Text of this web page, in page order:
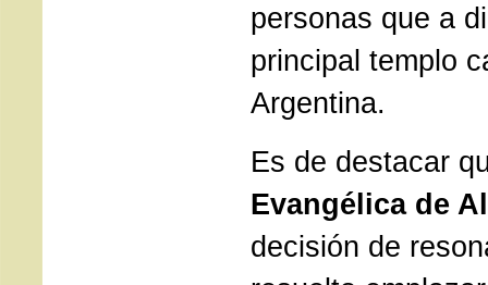
personas que a
principal templo
Argentina.
Es de destacar
Evangélica de
decisión de